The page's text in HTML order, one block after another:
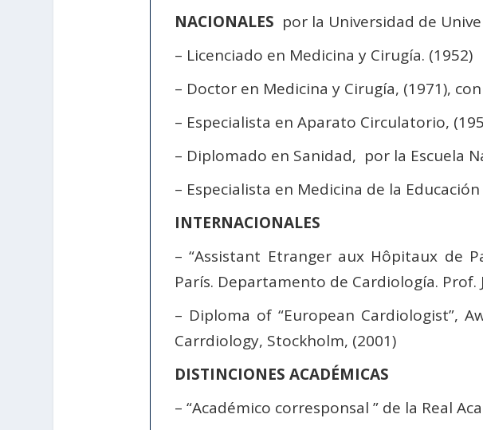
NACIONALES por la Universidad de
– Licenciado en Medicina y Cirugía. (1952)
– Doctor en Medicina y Cirugía, (1971),
– Especialista en Aparato Circulatorio,
– Diplomado en Sanidad, por la Escuela
– Especialista en Medicina de la
INTERNACIONALES
– “Assistant Etranger aux Hôpitaux de
París. Departamento de Cardiología. Prof.
– Diploma of “European Cardiologist”,
Carrdiology, Stockholm, (2001)
DISTINCIONES ACADÉMICAS
– “Académico corresponsal ” de la Real